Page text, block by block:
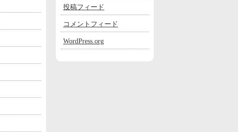
投稿フィード
コメントフィード
WordPress.org